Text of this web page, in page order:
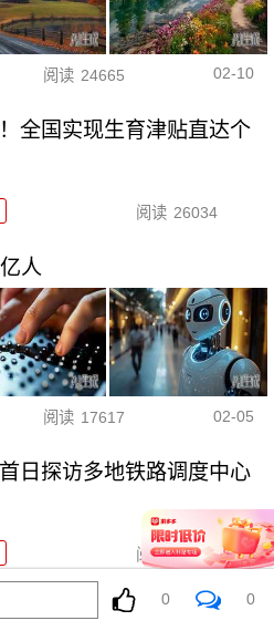
阅读 24665 02-10
全国实现生育津贴直达个
阅读 26034
人
阅读 17617 02-05
日探访多地铁路调度中心
阅读 30707
文化进万家”活动启动
0 0